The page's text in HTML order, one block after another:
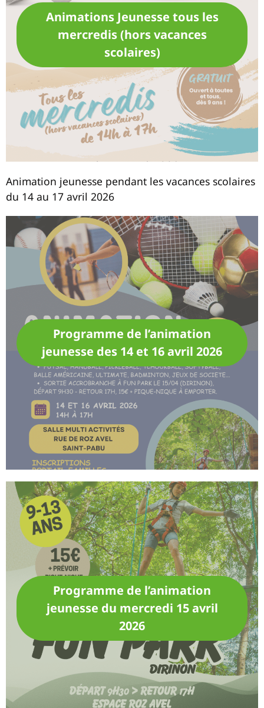
Animations Jeunesse tous les
mercredis (hors vacances
scolaires)
Animation jeunesse pendant les vacances scolaires
du 14 au 17 avril 2026
Programme de l’animation
jeunesse des 14 et 16 avril 2026
Programme de l’animation
jeunesse du mercredi 15 avril
2026